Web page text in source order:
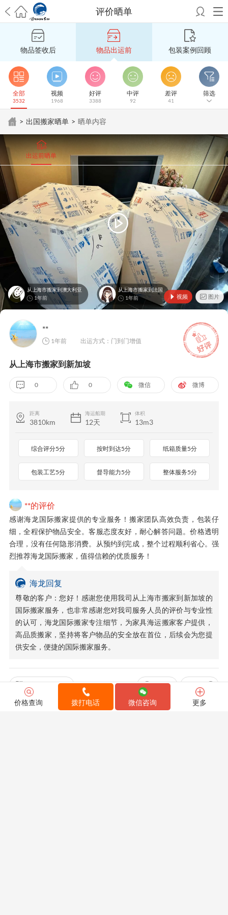
评价晒单
希望邮寄国际包裹顺利，从广州市国际快递邮寄到新西兰哪个公司好？
澳洲海运搬家回广州报关清关要怎么做？注意事项有哪些？青岛市国际
搬家服务到美国，搬家公司有哪些搬家方案？
大连市国际搬家服务到中
国台湾是一种怎样的体验？有人分享搬家经历吗？
从长沙市国际快递邮
寄到韩国有哪些国际快递方式？用哪种好？法国家具国际海运回国的方
法有哪些？具体怎么操作？
国际搬家：家具海运到奥克兰怎么样能省
钱？跨国搬家服务：扬州跨国搬家到加拿大怎么更有保障？
新冠疫情会
输到澳大利亚，移民如何跨国搬家？
家怎么搬省钱？昆明搬家到美国，如何打包才能对国际长途运输放心？
从秦皇岛市托运到美国 从重庆市托运到美国从上海市托运到澳大利亚
从
张家界市托运到美国从厦门市托运到美国从张家界市托运到美国从南京
市搬家到加拿大
从佛山市搬家到美国从北京市搬家
到西班牙
从广州市搬家到比利时从上海市搬家到意大利
物品签收后 物品出运前 包装案例回顾
全部
3532
视频
1968
好评
3388
中评
92
差评
41
筛选
> 出国搬家晒单 > 晒单内容
出运前晒单
视频 图片
从上海市搬家到澳大利亚
1年前
从上海市搬家到法国
1年前
**
1年前 出运方式：门到门增值
从上海市搬家到新加坡
0 0 微信 微博
距离
3810km
海运船期
12天
体积
13m3
综合评分5分 按时到达5分 纸箱质量5分
包装工艺5分 督导能力5分 整体服务5分
**的评价
感谢海龙国际搬家提供的专业服务！搬家团队高效负责，包装仔
细，全程保护物品安全。客服态度友好，耐心解答问题。价格透明
合理，没有任何隐形消费。从预约到完成，整个过程顺利省心。强
烈推荐海龙国际搬家，值得信赖的优质服务！
海龙回复
尊敬的客户：您好！感谢您使用我司从上海市搬家到新加坡的
国际搬家服务，也非常感谢您对我司服务人员的评价与专业性
的认可，海龙国际搬家专注细节，为家具海运搬家客户提供，
高品质搬家，坚持将客户物品的安全放在首位，后续会为您提
供安全，便捷的国际搬家服务。
全部晒单与评论 上一篇 下一篇
价格查询 拨打电话 微信咨询 更多